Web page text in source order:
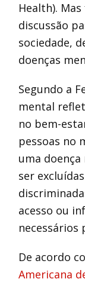
Health).
discussão
sociedade,
doenças
Segundo a
mental
no bem-
pessoas no
uma doença
ser
acesso ou
necessários
De acordo
Americana